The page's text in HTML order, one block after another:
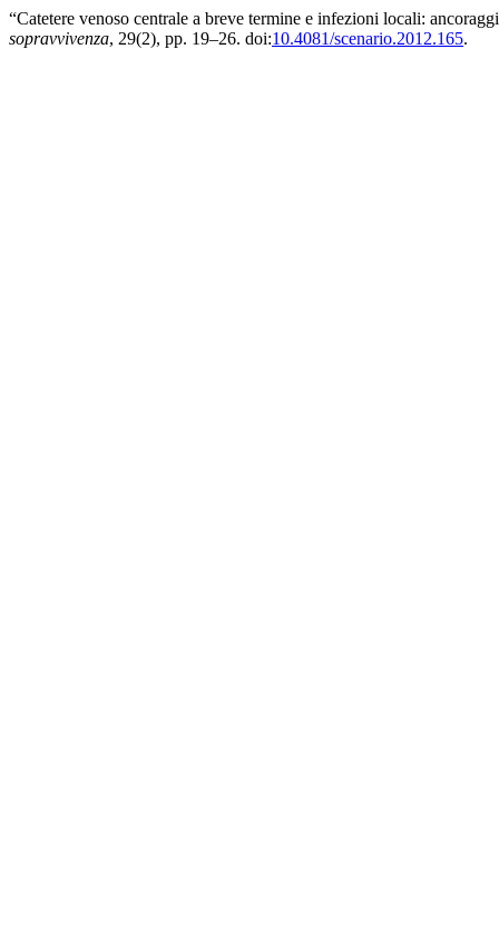
“Catetere venoso centrale a breve termine e infezioni locali:
sopravvivenza, 29(2), pp. 19–26. doi:10.4081/scenario.2012.165.